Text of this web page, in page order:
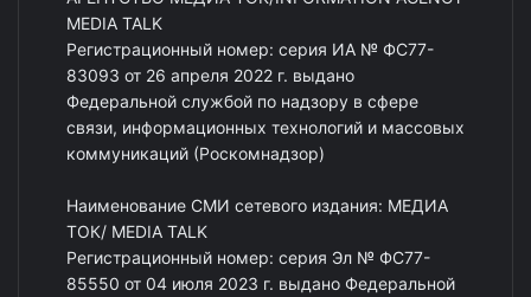
MEDIA TALK
Регистрационный номер: серия ИА № ФС77-
83093 от 26 апреля 2022 г. выдано
Федеральной службой по надзору в сфере
связи, информационных технологий и массовых
коммуникаций (Роскомнадзор)
Наименование СМИ сетевого издания: МЕДИА
ТОК/ MEDIA TALK
Регистрационный номер: серия Эл № ФС77-
85550 от 04 июля 2023 г. выдано Федеральной